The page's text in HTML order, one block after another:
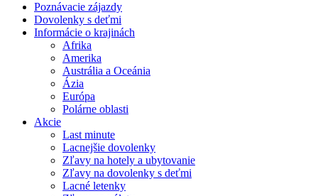
Poznávacie zájazdy
Dovolenky s deťmi
Informácie o krajinách
Afrika
Amerika
Austrália a Oceánia
Ázia
Európa
Polárne oblasti
Akcie
Last minute
Lacnejšie dovolenky
Zľavy na hotely a ubytovanie
Zľavy na dovolenky s deťmi
Lacné letenky